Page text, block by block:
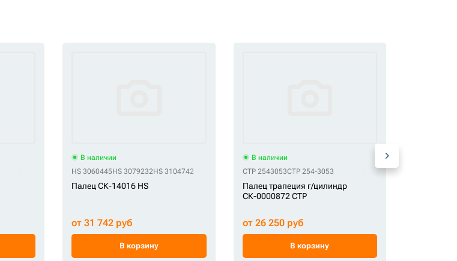
В наличии
HS 3060445HS 3079232HS 3104742
Палец СК-14016 HS
от 31 742 руб
В корзину
В наличии
CTP 2543053CTP 254-3053
Палец трапеция г/цилиндр
СК-0000872 CTP
от 26 250 руб
В корзину